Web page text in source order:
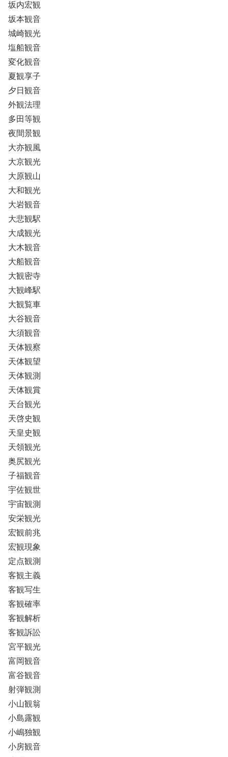
坂内宏観
坂本観音
城崎観光
塩船観音
変化観音
夏観享子
夕日観音
外観法理
多田等観
夜間景観
大亦観風
大京観光
大原観山
大和観光
大岩観音
大悲観駅
大成観光
大木観音
大船観音
大観密寺
大観峰駅
大観覧車
大谷観音
大須観音
天体観察
天体観望
天体観測
天体観賞
天台観光
天啓史観
天皇史観
天領観光
奥尻観光
子福観音
宇佐観世
宇宙観測
安栄観光
宏観前兆
宏観現象
定点観測
客観主義
客観写生
客観確率
客観解析
客観訴訟
宮平観光
富岡観音
富谷観音
射弾観測
小山観翁
小島露観
小嶋独観
小房観音